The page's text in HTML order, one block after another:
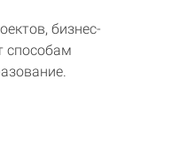
бизнес-
способам